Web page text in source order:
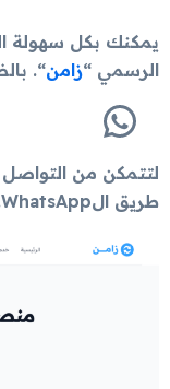
يمكنك بكل سهولة
الرسمي “زامن“.
لتتمكن من
طريق الWhatsApp.